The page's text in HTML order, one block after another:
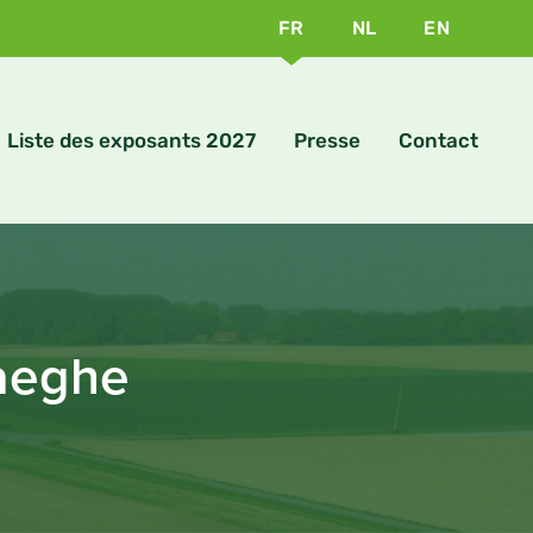
FR NL EN
Liste des exposants 2027 Presse Contact